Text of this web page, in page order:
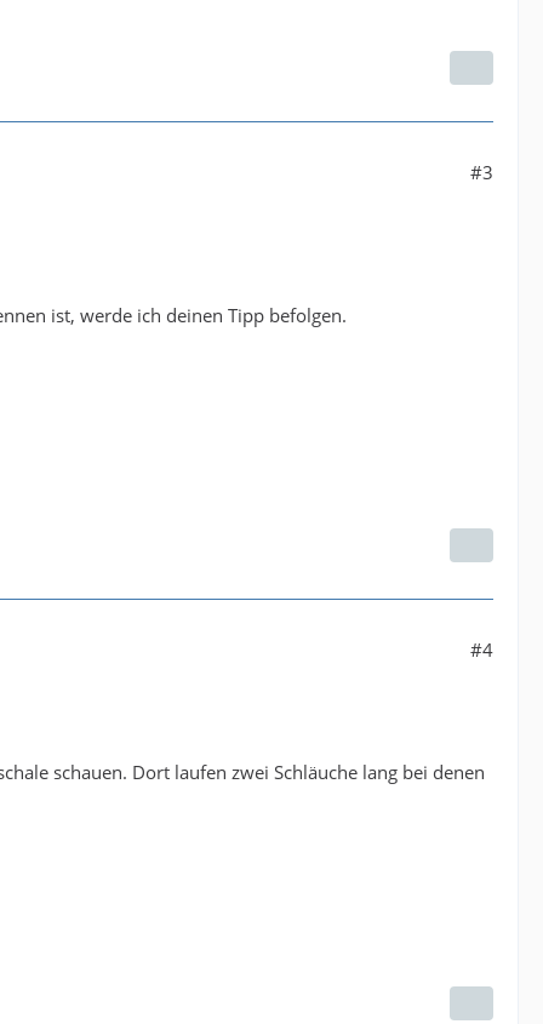
#3
ist, werde ich deinen Tipp befolgen.
#4
schauen. Dort laufen zwei Schläuche lang bei denen